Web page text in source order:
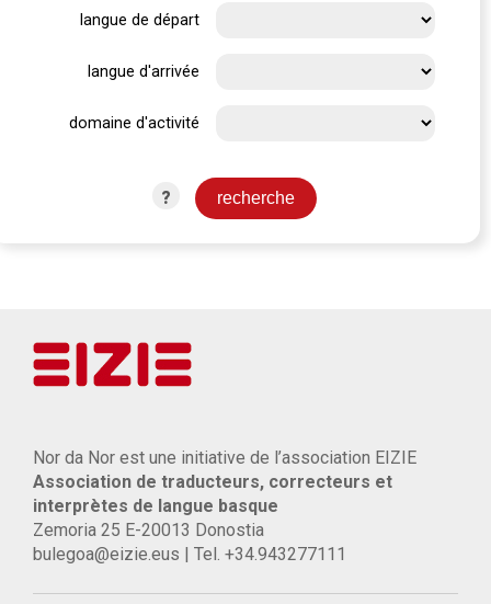
langue de départ
langue d'arrivée
domaine d'activité
?
Nor da Nor est une initiative de l’association EIZIE
Association de traducteurs, correcteurs et
interprètes de langue basque
Zemoria 25 E-20013 Donostia
bulegoa@eizie.eus | Tel. +34.943277111